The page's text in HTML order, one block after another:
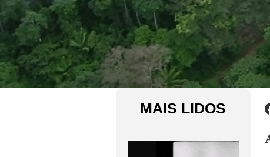
MAIS LIDOS